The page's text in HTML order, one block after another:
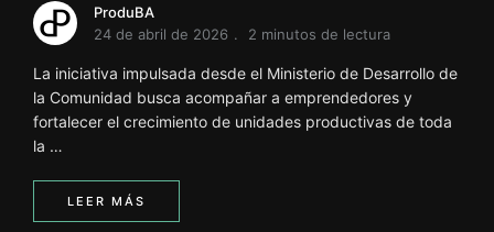
ProduBA
24 de abril de 2026
2 minutos de lectura
La iniciativa impulsada desde el Ministerio de Desarrollo de
la Comunidad busca acompañar a emprendedores y
fortalecer el crecimiento de unidades productivas de toda
la …
LEER MÁS